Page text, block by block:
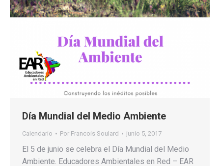
Día Mundial del Medio Ambiente
Calendario Por Francois Soulard junio 5, 2017
El 5 de junio se celebra el Día Mundial del Medio
Ambiente. Educadores Ambientales en Red – EAR